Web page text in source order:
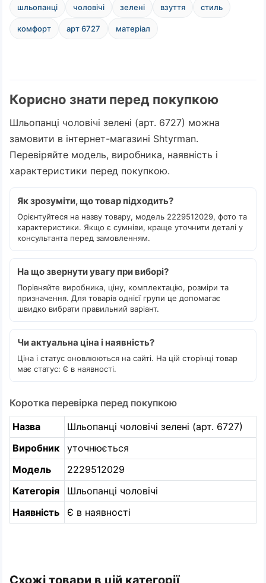
шльопанці чоловічі зелені взуття стиль
комфорт арт 6727 матеріал
Корисно знати перед покупкою
Шльопанці чоловічі зелені (арт. 6727) можна
замовити в інтернет-магазині Shtyrman.
Перевіряйте модель, виробника, наявність і
характеристики перед покупкою.
Як зрозуміти, що товар підходить?
Орієнтуйтеся на назву товару, модель 2229512029, фото та
характеристики. Якщо є сумніви, краще уточнити деталі у
консультанта перед замовленням.
На що звернути увагу при виборі?
Порівняйте виробника, ціну, комплектацію, розміри та
призначення. Для товарів однієї групи це допомагає
швидко вибрати правильний варіант.
Чи актуальна ціна і наявність?
Ціна і статус оновлюються на сайті. На цій сторінці товар
має статус: Є в наявності.
Коротка перевірка перед покупкою
Назва
Шльопанці чоловічі зелені (арт. 6727)
Виробник
уточнюється
Модель
2229512029
Категорія
Шльопанці чоловічі
Наявність
Є в наявності
Схожі товари в цій категорії